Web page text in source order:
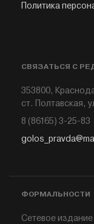
Политика
СВЯЗАТЬСЯ С
353800,
ст. Полтавская,
8 (86165) 3-25-83
ФОРМАЛЬНОСТИ
Сетевое